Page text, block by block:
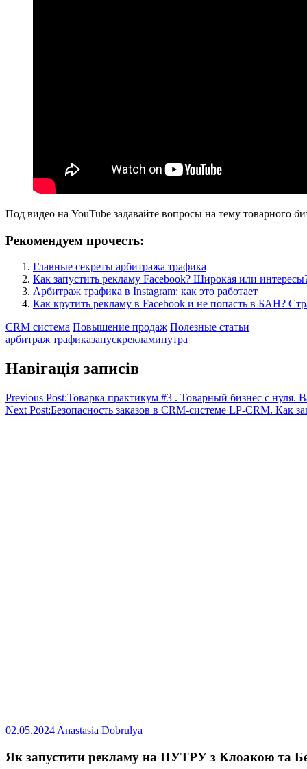
Под видео на YouTube задавайте вопросы на тему товарного
Рекомендуем прочесть:
Главные секреты арбитража трафика
Как запустить рекламу Facebook? Широкая или
Арбитраж трафика в Instagram: как это работает
Как крутить рекламу в Facebook и не попасть в БАН?
CRM система Повышение продаж Полезные статьи
арбитраж трафиказапускрекламинутра
Навігація записів
Previous Post:Товарка практикум #3 . Товарный бизнес с нуля.
Next Post:Безопасность заказов в CRM-системе LP-CRM. Как
02.05.2024 Anastasia Dobrulya
Як запустити рекламу на НУТРУ з Клоакою та